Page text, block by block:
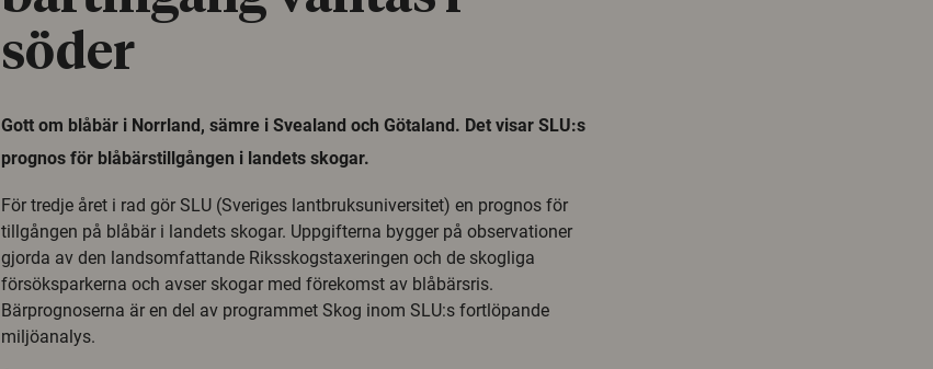
söder
Gott om blåbär i Norrland, sämre i Svealand och Götaland. Det visar SLU:s
prognos för blåbärstillgången i landets skogar.
För tredje året i rad gör SLU (Sveriges lantbruksuniversitet) en prognos för
tillgången på blåbär i landets skogar. Uppgifterna bygger på observationer
gjorda av den landsomfattande Riksskogstaxeringen och de skogliga
försöksparkerna och avser skogar med förekomst av blåbärsris.
Bärprognoserna är en del av programmet Skog inom SLU:s fortlöpande
miljöanalys.